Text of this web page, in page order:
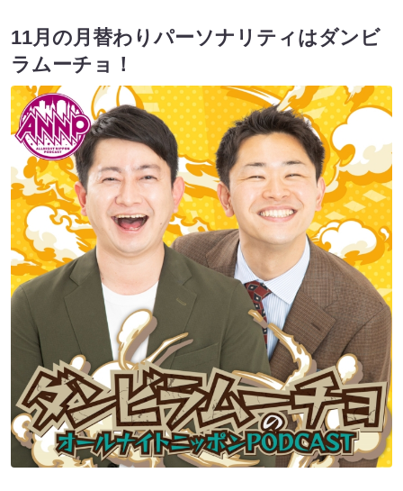
11月の月替わりパーソナリティはダンビ
ラムーチョ！